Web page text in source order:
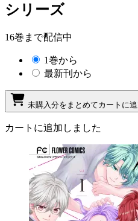
シリーズ
16巻まで配信中
1巻から
最新刊から
未購入分をまとめてカートに
カートに追加しました